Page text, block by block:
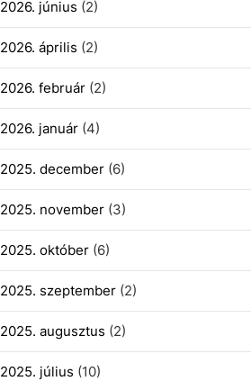
2026. június (2)
2026. április (2)
2026. február(2)
2026. január(4)
2025. december(6)
2025. november(3)
2025. október(6)
2025. szeptember(2)
2025. augusztus (2)
2025. július (10)